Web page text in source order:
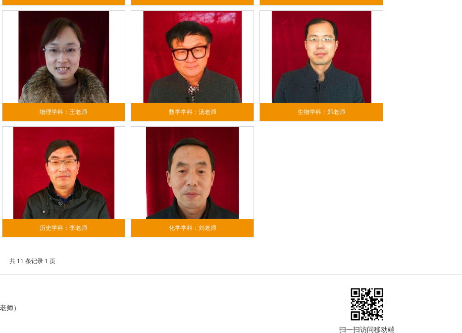
物理学科：王老师 数学学科：汤老师 生物学科：郑老师
历史学科：李老师 化学学科：刘老师
共 11 条记录 1 页
师）
扫一扫访问移动端